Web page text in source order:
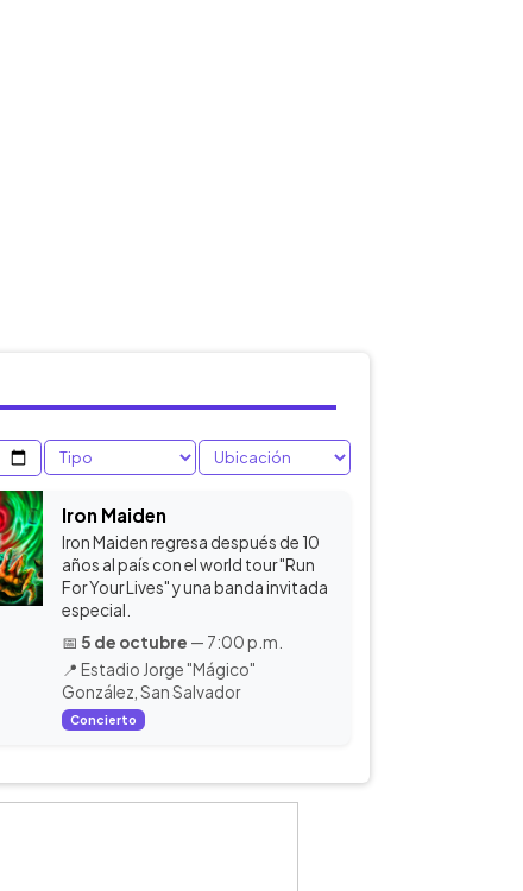
Iron Maiden
Iron Maiden regresa después de 10
años al país con el world tour "Run
For Your Lives" y una banda invitada
especial.
📅 5 de octubre — 7:00 p.m.
📍 Estadio Jorge "Mágico"
González, San Salvador
Concierto